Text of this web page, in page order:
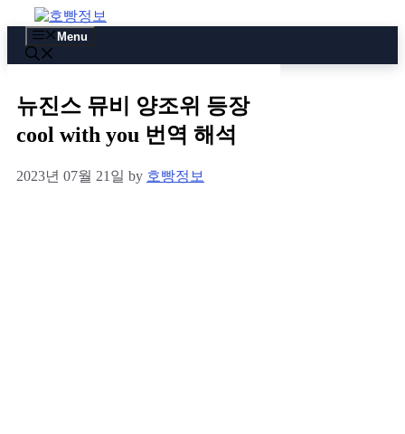
to
content
Menu
뉴진스 뮤비 양조위 등장
cool with you 번역 해석
2023년 07월 21일 by 호빵정보